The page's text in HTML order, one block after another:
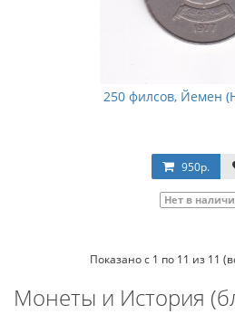
250 филсов, Йемен
950р.
Нет в
Показано с 1 по 11 из 11
Монеты и История